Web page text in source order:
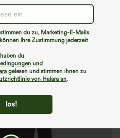
stimmen du zu, Marketing-E-Mails
Ihre Zustimmung jederzeit
du
und
gelesen und stimmen ihnen zu
von Halara an.
los!